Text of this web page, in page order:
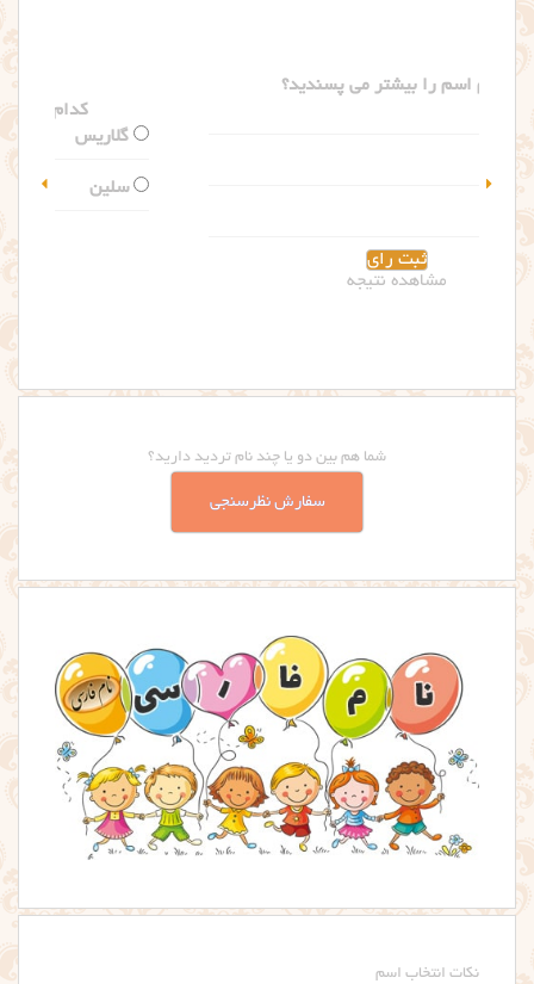
شما هم بین دو یا چند نام تردید دارید؟
سفارش نظرسنجی
نکات انتخاب اسم